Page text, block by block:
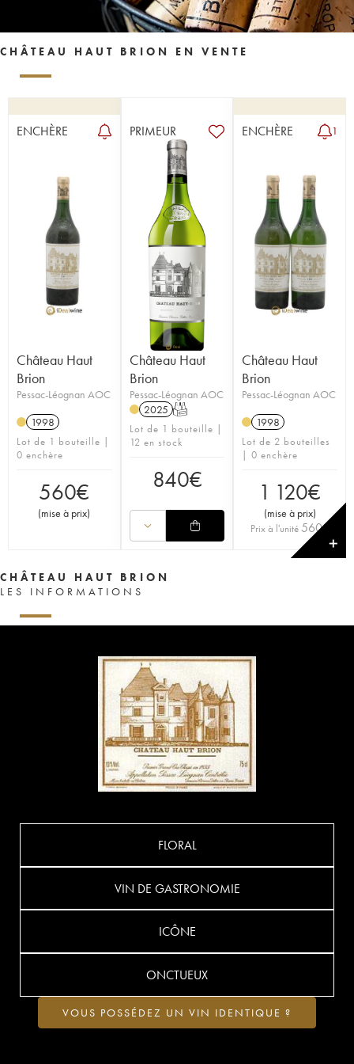
CHÂTEAU HAUT BRION EN VENTE
ENCHÈRE
Château Haut
Brion
Pessac-Léognan AOC
1998
Lot de 1 bouteille |
0 enchère
560€
(mise à prix)
PRIMEUR
Château Haut
Brion
Pessac-Léognan AOC
2025 T
Lot de 1 bouteille |
12 en stock
840€
ENCHÈRE 1
Château Haut
Brion
Pessac-Léognan AOC
1998
Lot de 2 bouteilles
| 0 enchère
1 120€
(mise à prix)
Prix à l'unité 560€
✕
CHÂTEAU HAUT BRION
LES INFORMATIONS
FLORAL
VIN DE GASTRONOMIE
ICÔNE
ONCTUEUX
VOUS POSSÉDEZ UN VIN IDENTIQUE ?